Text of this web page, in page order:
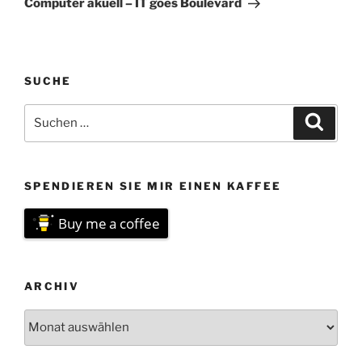
Computer akuell – IT goes Boulevard
SUCHE
nach:
SPENDIEREN SIE MIR EINEN KAFFEE
Buy me a coffee
ARCHIV